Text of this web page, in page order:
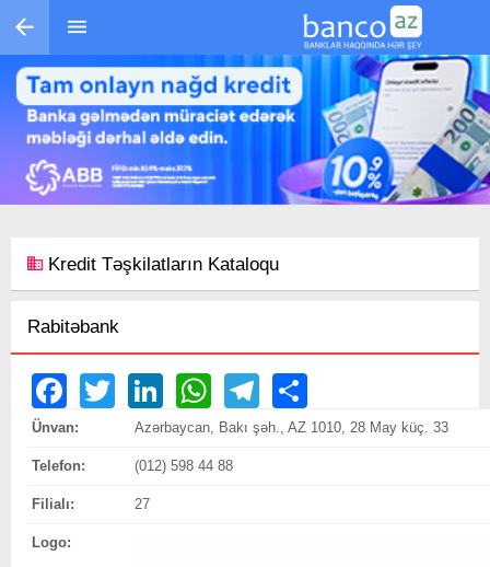
Skip to main content
Kredit Təşkilatların Kataloqu
Rabitəbank
FacebookTwitter LinkedIn WhatsAppTelegram
Ünvan: Azərbaycan, Bakı şəh., AZ 1010, 28 May küç. 33
Telefon: (012) 598 44 88
Filialı: 27
Logo: